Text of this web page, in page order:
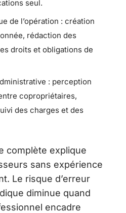
seul.
de l’opération : création
rédaction des
droits et obligations de
: perception
copropriétaires,
des charges et des
complète explique
sans expérience
Le risque d’erreur
diminue quand
encadre